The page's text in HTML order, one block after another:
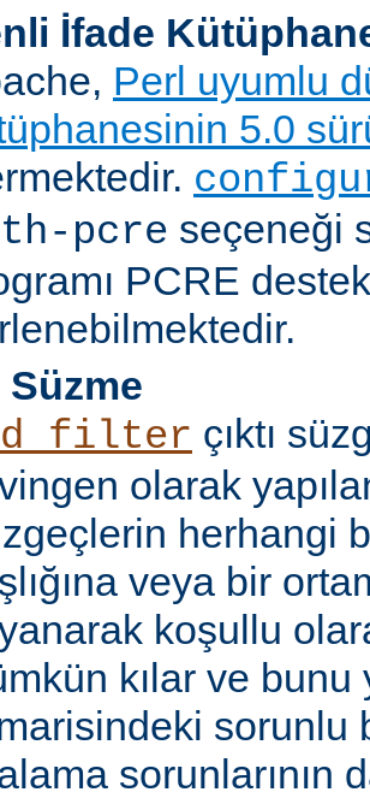
İfade
Perl uyumlu
5.0
pcre seçeneği
PCRE
Süzme
çıktı
olarak
herhangi
veya bir
koşullu
kılar ve
sorunlu
sorunlarının